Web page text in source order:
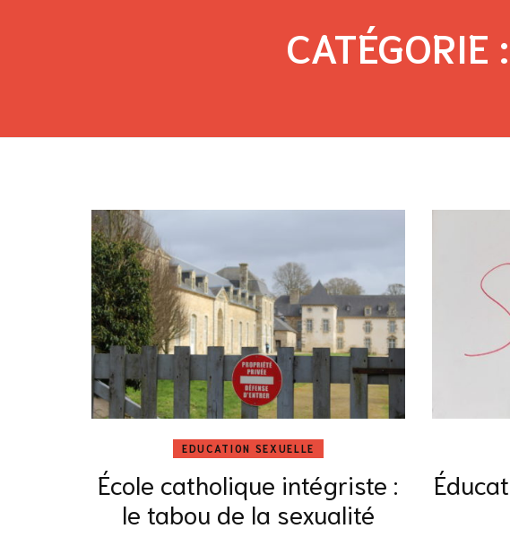
CATÉGORIE :
EDUCATION SEXUELLE
École catholique intégriste :
le tabou de la sexualité